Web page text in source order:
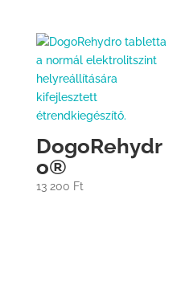
DogoRehydr
o®
13 200 Ft